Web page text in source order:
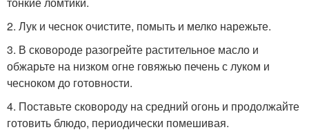
2. Лук и чеснок очистите, помыть и мелко нарежьте.
3. В сковороде разогрейте растительное масло и
обжарьте на низком огне говяжью печень с луком и
чесноком до готовности.
4. Поставьте сковороду на средний огонь и продолжайте
готовить блюдо, периодически помешивая.